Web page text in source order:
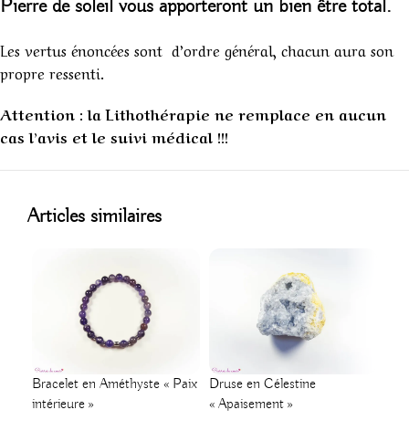
Pierre de soleil vous apporteront un bien être total.
Les vertus énoncées sont d’ordre général, chacun aura son
propre ressenti.
Attention : la Lithothérapie ne remplace en aucun
cas l’avis et le suivi médical !!!
Articles similaires
Bracelet en Améthyste « Paix
intérieure »
Druse en Célestine
« Apaisement »